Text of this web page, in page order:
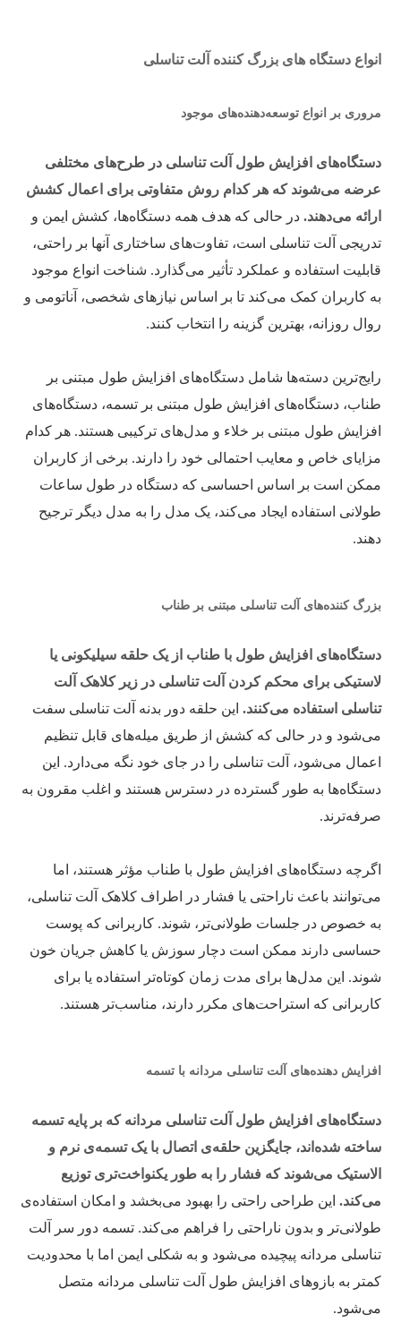
انواع دستگاه های بزرگ کننده آلت تناسلی
مروری بر انواع توسعه‌دهنده‌های موجود
دستگاه‌های افزایش طول آلت تناسلی در طرح‌های مختلفی
عرضه می‌شوند که هر کدام روش متفاوتی برای اعمال کشش
ارائه می‌دهند. در حالی که هدف همه دستگاه‌ها، کشش ایمن و
تدریجی آلت تناسلی است، تفاوت‌های ساختاری آنها بر راحتی،
قابلیت استفاده و عملکرد تأثیر می‌گذارد. شناخت انواع موجود
به کاربران کمک می‌کند تا بر اساس نیازهای شخصی، آناتومی و
روال روزانه، بهترین گزینه را انتخاب کنند.
رایج‌ترین دسته‌ها شامل دستگاه‌های افزایش طول مبتنی بر
طناب، دستگاه‌های افزایش طول مبتنی بر تسمه، دستگاه‌های
افزایش طول مبتنی بر خلاء و مدل‌های ترکیبی هستند. هر کدام
مزایای خاص و معایب احتمالی خود را دارند. برخی از کاربران
ممکن است بر اساس احساسی که دستگاه در طول ساعات
طولانی استفاده ایجاد می‌کند، یک مدل را به مدل دیگر ترجیح
دهند.
بزرگ کننده‌های آلت تناسلی مبتنی بر طناب
دستگاه‌های افزایش طول با طناب از یک حلقه سیلیکونی یا
لاستیکی برای محکم کردن آلت تناسلی در زیر کلاهک آلت
تناسلی استفاده می‌کنند. این حلقه دور بدنه آلت تناسلی سفت
می‌شود و در حالی که کشش از طریق میله‌های قابل تنظیم
اعمال می‌شود، آلت تناسلی را در جای خود نگه می‌دارد. این
دستگاه‌ها به طور گسترده در دسترس هستند و اغلب مقرون به
صرفه‌ترند.
اگرچه دستگاه‌های افزایش طول با طناب مؤثر هستند، اما
می‌توانند باعث ناراحتی یا فشار در اطراف کلاهک آلت تناسلی،
به خصوص در جلسات طولانی‌تر، شوند. کاربرانی که پوست
حساسی دارند ممکن است دچار سوزش یا کاهش جریان خون
شوند. این مدل‌ها برای مدت زمان کوتاه‌تر استفاده یا برای
کاربرانی که استراحت‌های مکرر دارند، مناسب‌تر هستند.
افزایش دهنده‌های آلت تناسلی مردانه با تسمه
دستگاه‌های افزایش طول آلت تناسلی مردانه که بر پایه تسمه
ساخته شده‌اند، جایگزین حلقه‌ی اتصال با یک تسمه‌ی نرم و
الاستیک می‌شوند که فشار را به طور یکنواخت‌تری توزیع
می‌کند. این طراحی راحتی را بهبود می‌بخشد و امکان استفاده‌ی
طولانی‌تر و بدون ناراحتی را فراهم می‌کند. تسمه دور سر آلت
تناسلی مردانه پیچیده می‌شود و به شکلی ایمن اما با محدودیت
کمتر به بازوهای افزایش طول آلت تناسلی مردانه متصل
می‌شود.